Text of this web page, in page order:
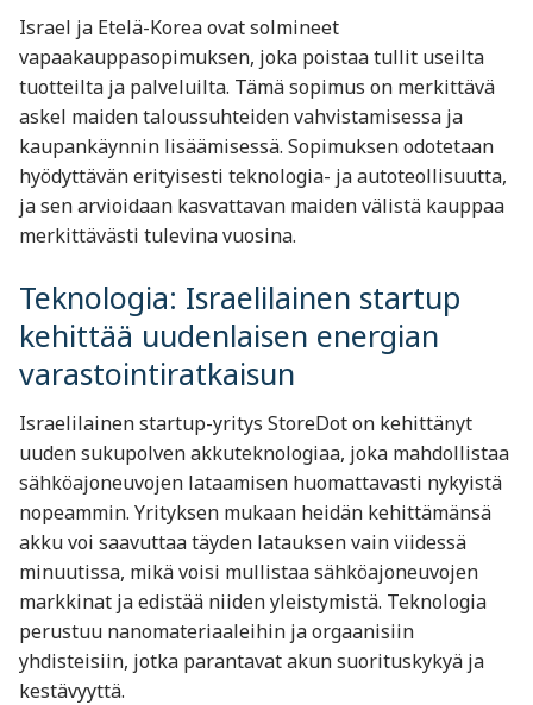
Israel ja Etelä-Korea ovat solmineet
vapaakauppasopimuksen, joka poistaa tullit useilta
tuotteilta ja palveluilta. Tämä sopimus on merkittävä
askel maiden taloussuhteiden vahvistamisessa ja
kaupankäynnin lisäämisessä. Sopimuksen odotetaan
hyödyttävän erityisesti teknologia- ja autoteollisuutta,
ja sen arvioidaan kasvattavan maiden välistä kauppaa
merkittävästi tulevina vuosina.
Teknologia: Israelilainen startup
kehittää uudenlaisen energian
varastointiratkaisun
Israelilainen startup-yritys StoreDot on kehittänyt
uuden sukupolven akkuteknologiaa, joka mahdollistaa
sähköajoneuvojen lataamisen huomattavasti nykyistä
nopeammin. Yrityksen mukaan heidän kehittämänsä
akku voi saavuttaa täyden latauksen vain viidessä
minuutissa, mikä voisi mullistaa sähköajoneuvojen
markkinat ja edistää niiden yleistymistä. Teknologia
perustuu nanomateriaaleihin ja orgaanisiin
yhdisteisiin, jotka parantavat akun suorituskykyä ja
kestävyyttä.